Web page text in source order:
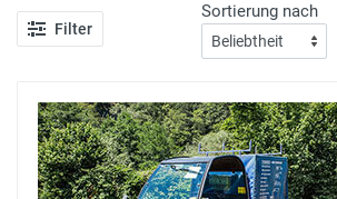
Filter
Sortierung nach